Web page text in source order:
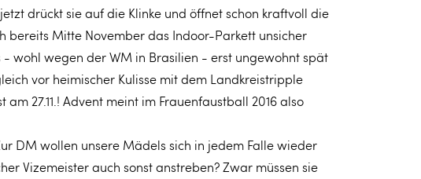
drückt sie auf die Klinke und öffnet schon kraftvoll die
bereits Mitte November das Indoor-Parkett unsicher
wohl wegen der WM in Brasilien - erst ungewohnt spät
vor heimischer Kulisse mit dem Landkreistripple
27.11.! Advent meint im Frauenfaustball 2016 also
DM wollen unsere Mädels sich in jedem Falle wieder
Vizemeister auch sonst anstreben? Zwar müssen sie